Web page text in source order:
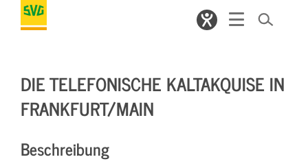
DIE TELEFONISCHE KALTAKQUISE IN
FRANKFURT/MAIN
Beschreibung